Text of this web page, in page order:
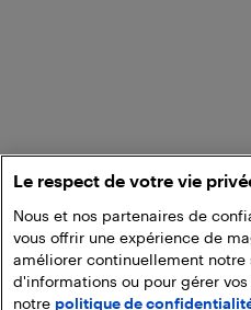
Le respect de votre vie
Nous et nos partenaires de
vous offrir une expérience de
améliorer continuellement notre
d'informations ou pour gérer
notre politique de